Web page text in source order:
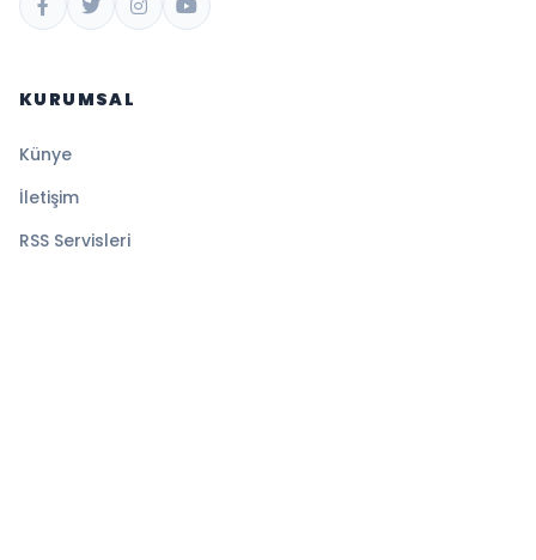
KURUMSAL
Künye
İletişim
RSS Servisleri